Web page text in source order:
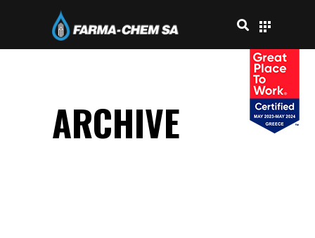
ARCHIVE